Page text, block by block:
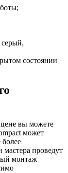
состоянии
вы можете
может
более
проведут
монтаж